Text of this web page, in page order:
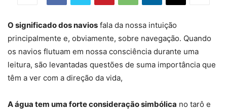
O significado dos navios fala da nossa intuição
principalmente e, obviamente, sobre navegação. Quando
os navios flutuam em nossa consciência durante uma
leitura, são levantadas questões de suma importância que
têm a ver com a direção da vida,
A água tem uma forte consideração simbólica no tarô e